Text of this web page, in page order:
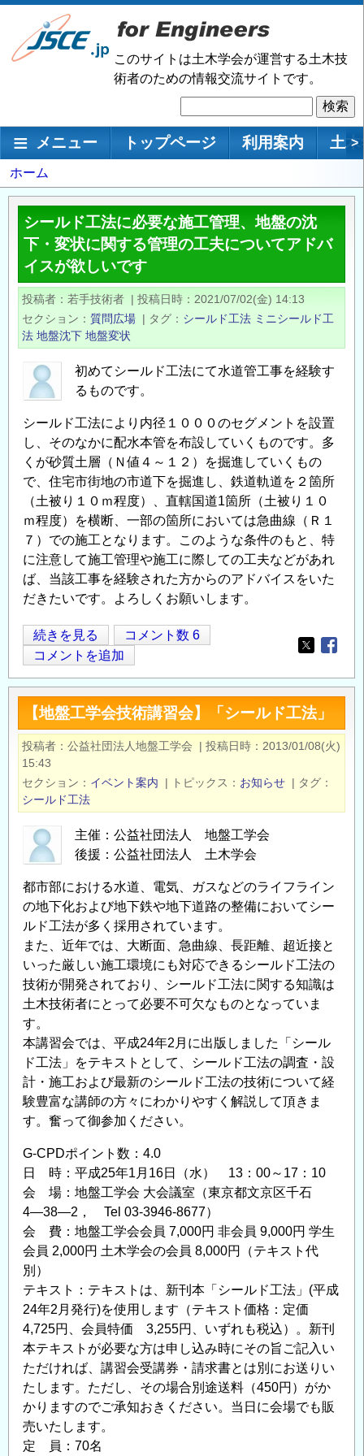
メ
ン
移
このサイトは土木学会が運営する土木技
術者のための情報交流サイトです。
索
メインナビゲーション
メニュー トップページ 利用案内 土 >
パ
ン
ず
ホーム
シールド工法に必要な施工管理、地盤の沈
下・変状に関する管理の工夫についてアドバ
イスが欲しいです
投稿者 若手技術者 | 投稿日時
2021/07/02(金) 14:13
セクション
質問広場 | タグ シールド工法 ミニシールド工
法 地盤沈下 地盤変状
初めてシールド工法にて水道管工事を経験す
るものです。
シールド工法により内径１０００のセグメントを設置
し、そのなかに配水本管を布設していくものです。多
くが砂質土層（Ｎ値４～１２）を掘進していくもの
で、住宅市街地の市道下を掘進し、鉄道軌道を２箇所
（土被り１０ｍ程度）、直轄国道1箇所（土被り１０
ｍ程度）を横断、一部の箇所においては急曲線（Ｒ１
７）での施工となります。このような条件のもと、特
に注意して施工管理や施工に際しての工夫などがあれ
ば、当該工事を経験された方からのアドバイスをいた
だきたいです。よろしくお願いします。
シ
ー
ル
ド
工
法
に
必
要
施
管
理、
地
盤
沈
下・
変
状
に
関
す
る
の
工
に
つ
い
て
ア
ド
バ
イ
ス
が
欲
続きを見る
コメント数 6
コメントを追加
Opens in
【地盤工学会技術講習会】「シールド工法」
投稿者 公益社団法人地盤工学会 | 投稿日時
2013/01/08(火)
15:43
セクション
イベント案内 | トピックス お知らせ | タグ
シールド工法
主催：公益社団法人 地盤工学会
後援：公益社団法人 土木学会
都市部における水道、電気、ガスなどのライフライン
の地下化および地下鉄や地下道路の整備においてシー
ルド工法が多く採用されています。
また、近年では、大断面、急曲線、長距離、超近接と
いった厳しい施工環境にも対応できるシールド工法の
技術が開発されており、シールド工法に関する知識は
土木技術者にとって必要不可欠なものとなっていま
す。
本講習会では、平成24年2月に出版しました「シール
ド工法」をテキストとして、シールド工法の調査・設
計・施工および最新のシールド工法の技術について経
験豊富な講師の方々にわかりやすく解説して頂きま
す。奮って御参加ください。
G-CPDポイント数：4.0
日 時：平成25年1月16日（水） 13：00～17：10
会 場：地盤工学会 大会議室（東京都文京区千石
4―38―2， Tel 03-3946-8677）
会 費：地盤工学会会員 7,000円 非会員 9,000円 学生
会員 2,000円 土木学会の会員 8,000円（テキスト代
別）
テキスト：テキストは、新刊本「シールド工法」(平成
24年2月発行)を使用します（テキスト価格：定価
4,725円、会員特価 3,255円、いずれも税込）。新刊
本テキストが必要な方は申し込み時にその旨ご記入い
ただければ、講習会受講券・請求書とは別にお送りい
たします。ただし、その場合別途送料（450円）がか
かりますのでご承知おきください。当日に会場でも販
売いたします。
定 員：70名